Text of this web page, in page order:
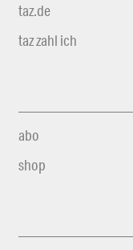
taz.de
taz zahl ich
abo
shop